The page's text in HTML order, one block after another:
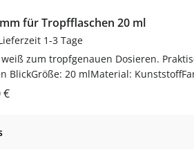
DIN 18 weiß 71 mm für Tropfflaschen 20 ml
1-3 Tage
zum tropfgenauen Dosieren.
BlickGröße: 20 mlMaterial:
Gebrauch reinigenGut
Preis:
€